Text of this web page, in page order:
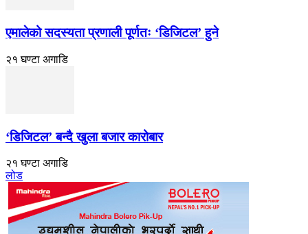
एमालेको सदस्यता प्रणाली पूर्णतः ‘डिजिटल’ हुने
२१ घण्टा अगाडि
‘डिजिटल’ बन्दै खुला बजार कारोबार
२१ घण्टा अगाडि
लोड